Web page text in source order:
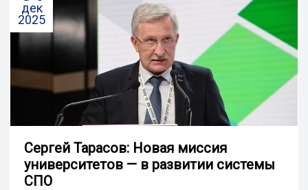
дек
2025
Сергей Тарасов: Новая миссия
университетов — в развитии системы
СПО